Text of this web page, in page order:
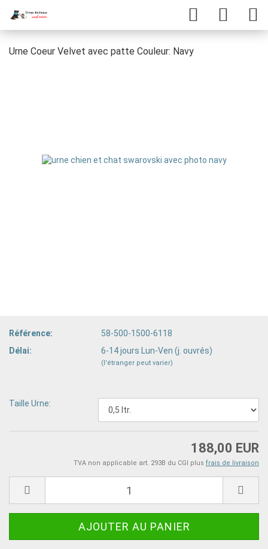
Urne Coeur Velvet avec patte Couleur: Navy
Référence:
58-500-1500-6118
Délai:
6-14 jours Lun-Ven (j. ouvrés)
(l'étranger peut varier)
Taille Urne:
188,00 EUR
TVA non applicable art. 293B du CGI plus frais de livraison